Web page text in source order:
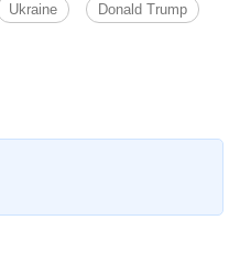
Ukraine Donald Trump